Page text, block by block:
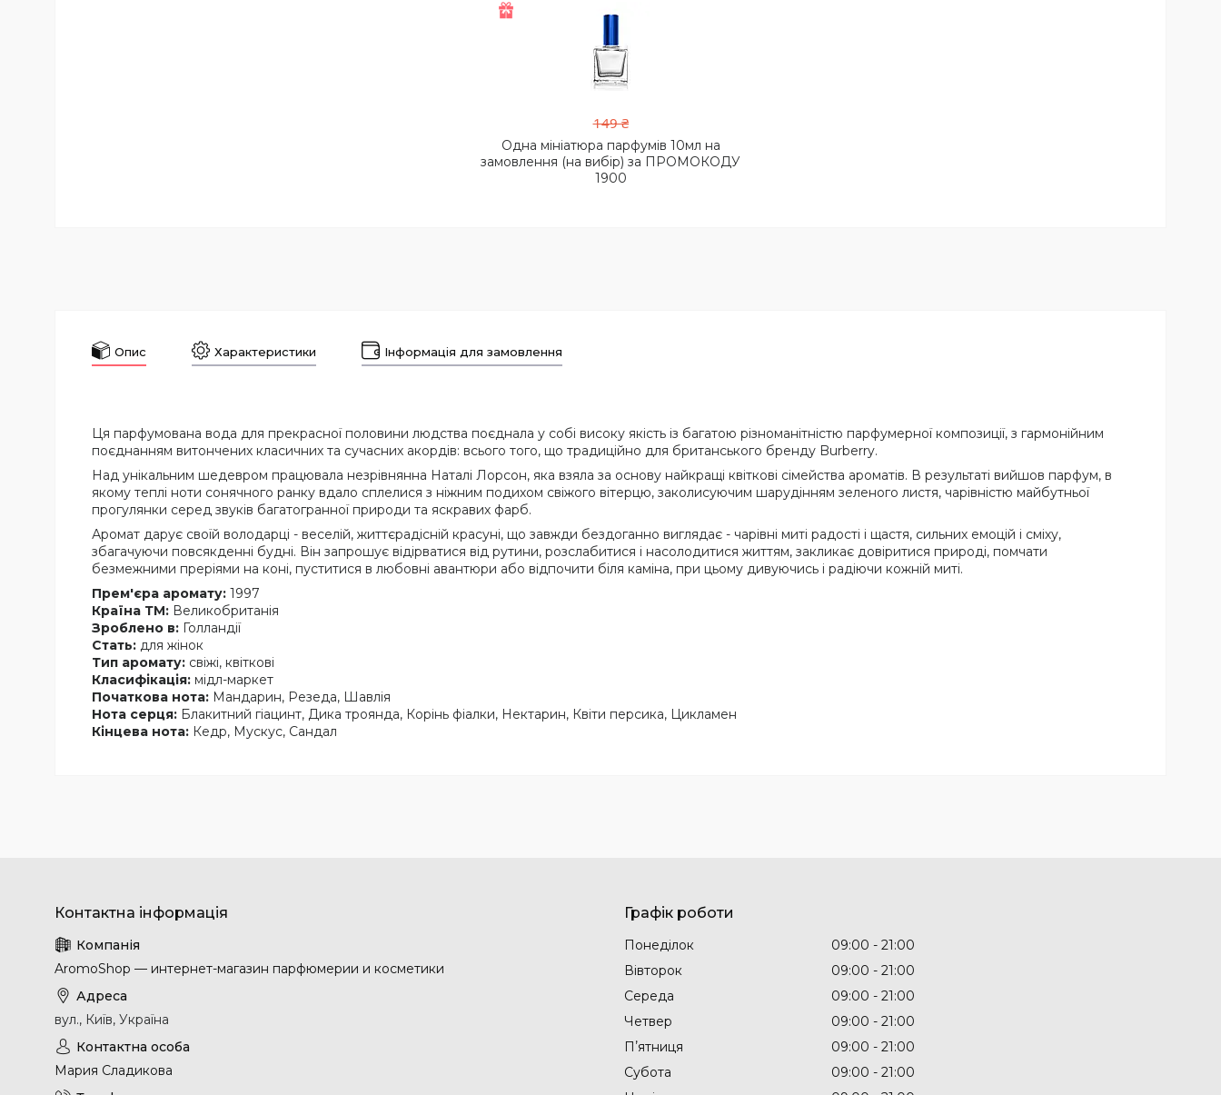
149 ₴
Одна мініатюра парфумів 10мл на
замовлення (на вибір) за ПРОМОКОДУ
1900
Опис Характеристики Інформація для замовлення
Ця парфумована вода для прекрасної половини людства поєднала у собі високу якість із багатою різноманітністю парфумерної композиції, з гармонійним
поєднанням витончених класичних та сучасних акордів: всього того, що традиційно для британського бренду Burberry.
Над унікальним шедевром працювала незрівнянна Наталі Лорсон, яка взяла за основу найкращі квіткові сімейства ароматів. В результаті вийшов парфум, в
якому теплі ноти сонячного ранку вдало сплелися з ніжним подихом свіжого вітерцю, заколисуючим шарудінням зеленого листя, чарівністю майбутньої
прогулянки серед звуків багатогранної природи та яскравих фарб.
Аромат дарує своїй володарці - веселій, життєрадісній красуні, що завжди бездоганно виглядає - чарівні миті радості і щастя, сильних емоцій і сміху,
збагачуючи повсякденні будні. Він запрошує відірватися від рутини, розслабитися і насолодитися життям, закликає довіритися природі, помчати
безмежними преріями на коні, пуститися в любовні авантюри або відпочити біля каміна, при цьому дивуючись і радіючи кожній миті.
Прем'єра аромату: 1997
Країна ТМ: Великобританія
Зроблено в: Голландії
Стать: для жінок
Тип аромату: свіжі, квіткові
Класифікація: мідл-маркет
Початкова нота: Мандарин, Резеда, Шавлія
Нота серця: Блакитний гіацинт, Дика троянда, Корінь фіалки, Нектарин, Квіти персика, Цикламен
Кінцева нота: Кедр, Мускус, Сандал
AromoShop — интернет-магазин парфюмерии и косметики
вул., Київ, Україна
Мария Сладикова
Графік роботи
Понеділок 09:00
21:00
Вівторок
09:00
21:00
Середа
09:00
21:00
Четвер
09:00
21:00
Пʼятниця
09:00
21:00
Субота
09:00
21:00